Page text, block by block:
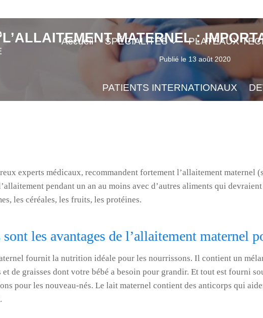
Accueil SPÉCIALITÉS PLATEAUX
PATIENTS INTERNATIONAUX
L’ALLAITEMENT MATERNEL :
Publié le 13 août 2020
experts médicaux, recommandent fortement l’allaitement maternel
pendant un an au moins avec d’autres aliments qui
les céréales, les fruits, les protéines.
sont les avantages de l’allaitement maternel
fournit la nutrition idéale pour les nourrissons. Il contient un
et de graisses dont votre bébé a besoin pour grandir. Et tout est fourni
pour les nouveau-nés. Le lait maternel contient des anticorps qui